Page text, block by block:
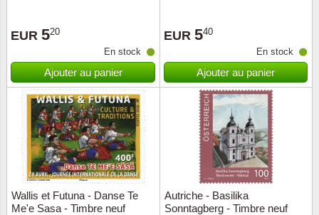
EUR 520
En stock
Ajouter au panier
EUR 540
En stock
Ajouter au panier
Wallis et Futuna - Danse Te
Me'e Sasa - Timbre neuf
Autriche - Basilika
Sonntagberg - Timbre neuf